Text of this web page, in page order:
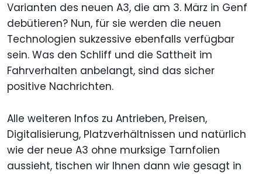
Varianten des neuen A3, die am 3. März in Genf
debütieren? Nun, für sie werden die neuen
Technologien sukzessive ebenfalls verfügbar
sein. Was den Schliff und die Sattheit im
Fahrverhalten anbelangt, sind das sicher
positive Nachrichten.
Alle weiteren Infos zu Antrieben, Preisen,
Digitalisierung, Platzverhältnissen und natürlich
wie der neue A3 ohne murksige Tarnfolien
aussieht, tischen wir Ihnen dann wie gesagt in